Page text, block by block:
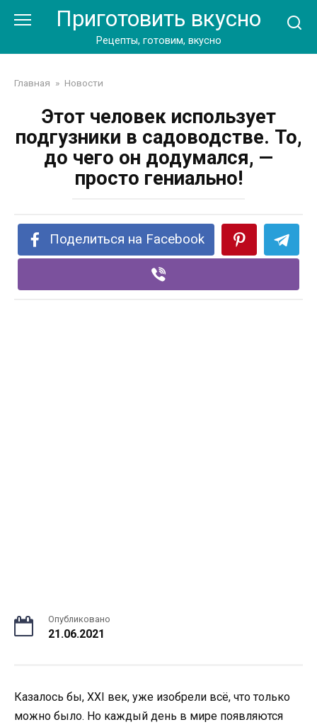
Приготовить вкусно
Рецепты, готовим, вкусно
Главная » Новости
Этот человек использует
подгузники в садоводстве. То,
до чего он додумался, —
просто гениально!
Поделиться на Facebook
Опубликовано
21.06.2021
Казалось бы, XXI век, уже изобрели всё, что только
можно было. Но каждый день в мире появляются